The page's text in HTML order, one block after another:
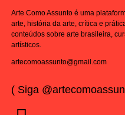
Arte Como Assunto é uma
arte, história da arte, crítica e
conteúdos sobre arte brasileira,
artísticos.
artecomoassunto@gmail.com
( Siga